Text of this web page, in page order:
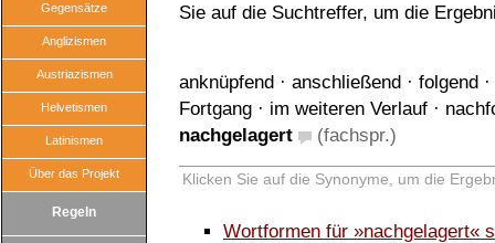
Gegensätze
Anglizismen
Austriazismen
Helvetismen
Latinismen
Über das Projekt
Regeln
Sie auf die Suchtreffer, um die
anknüpfend · anschließend · folgend ·
Fortgang · im weiteren Verlauf ·
nachgelagert
(fachspr.)
Klicken Sie auf die Synonyme, um die
Wortformen für »nachgelagert«